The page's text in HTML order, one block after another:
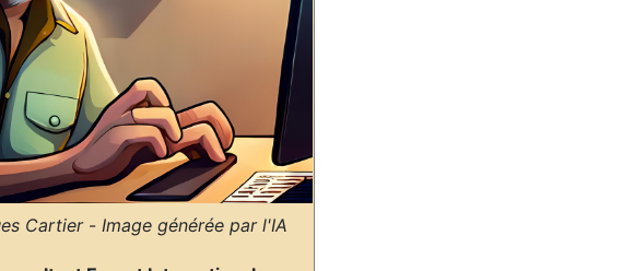
Cartier - Image générée par l'IA